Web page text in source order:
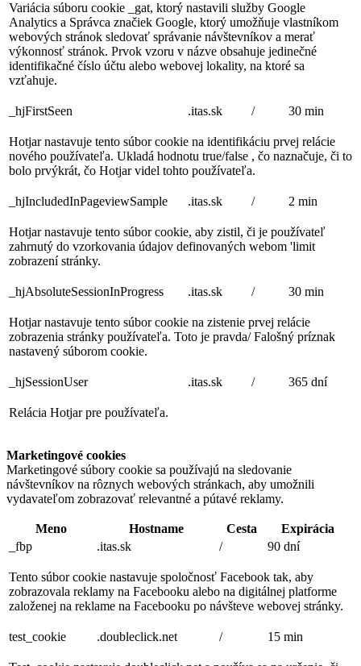
Variácia súboru cookie _gat, ktorý nastavili služby Google
Analytics a Správca značiek Google, ktorý umožňuje vlastníkom
webových stránok sledovať správanie návštevníkov a merať
výkonnosť stránok. Prvok vzoru v názve obsahuje jedinečné
identifikačné číslo účtu alebo webovej lokality, na ktoré sa
vzťahuje.
_hjFirstSeen .itas.sk / 30 min
Hotjar nastavuje tento súbor cookie na identifikáciu prvej relácie
nového používateľa. Ukladá hodnotu true/false , čo naznačuje, či to
bolo prvýkrát, čo Hotjar videl tohto používateľa.
_hjIncludedInPageviewSample .itas.sk / 2 min
Hotjar nastavuje tento súbor cookie, aby zistil, či je používateľ
zahrnutý do vzorkovania údajov definovaných webom 'limit
zobrazení stránky.
_hjAbsoluteSessionInProgress .itas.sk / 30 min
Hotjar nastavuje tento súbor cookie na zistenie prvej relácie
zobrazenia stránky používateľa. Toto je pravda/ Falošný príznak
nastavený súborom cookie.
_hjSessionUser .itas.sk / 365 dní
Relácia Hotjar pre používateľa.
Marketingové cookies
Marketingové súbory cookie sa používajú na sledovanie
návštevníkov na rôznych webových stránkach, aby umožnili
vydavateľom zobrazovať relevantné a pútavé reklamy.
Meno Hostname Cesta
Expirácia
_fbp
.itas.sk / 90 dní
Tento súbor cookie nastavuje spoločnosť Facebook tak, aby
zobrazovala reklamy na Facebooku alebo na digitálnej platforme
založenej na reklame na Facebooku po návšteve webovej stránky.
test_cookie .doubleclick.net / 15 min